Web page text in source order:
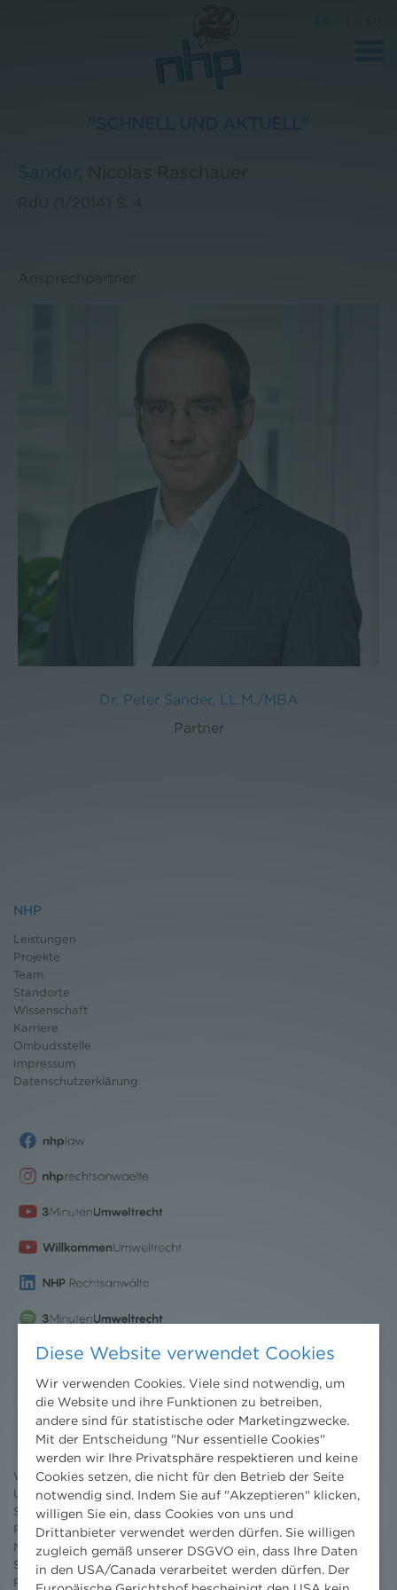
Dr. Peter Sander, LL.M./MBA
Partner
NHP
Leistungen
Projekte
Team
Standorte
Wissenschaft
Karriere
Ombudsstelle
Impressum
Datenschutzerklärung
Nachrichten
News aktuell
Newsletter
3 Minuten Umweltrecht
Willkommen Umweltrecht
Umweltrechtsblog
Seminare
Publikationen
Moot Court
Stipendium
Pressebereich
Diese Website verwendet Cookies
Wir verwenden Cookies. Viele sind notwendig, um
die Website und ihre Funktionen zu betreiben,
andere sind für statistische oder Marketingzwecke.
Mit der Entscheidung "Nur essentielle Cookies"
werden wir Ihre Privatsphäre respektieren und keine
Cookies setzen, die nicht für den Betrieb der Seite
notwendig sind. Indem Sie auf "Akzeptieren" klicken,
willigen Sie ein, dass Cookies von uns und
Drittanbieter verwendet werden dürfen. Sie willigen
zugleich gemäß unserer DSGVO ein, dass Ihre Daten
in den USA/Canada verarbeitet werden dürfen. Der
Europäische Gerichtshof bescheinigt den USA kein